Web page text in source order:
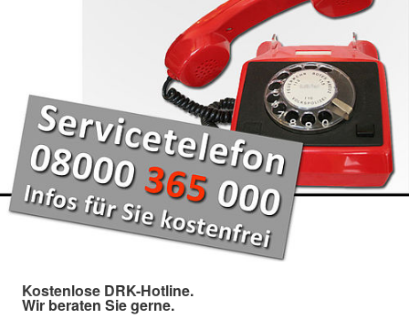
Kostenlose DRK-Hotline.
Wir beraten Sie gerne.